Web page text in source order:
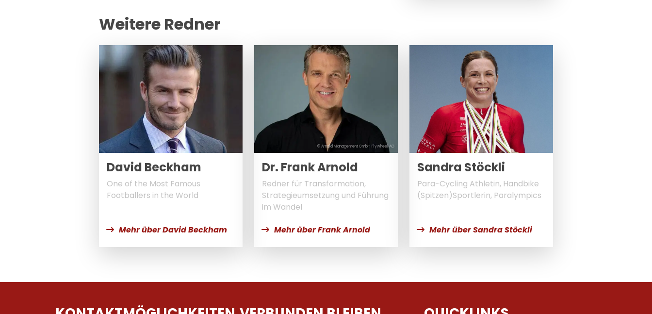
Weitere Redner
David Beckham
One of the Most Famous
Footballers in the World
Mehr über David Beckham
© Arnold Management GmbH Flywheel AG
Dr. Frank Arnold
Redner für Transformation,
Strategieumsetzung und Führung
im Wandel
Mehr über Frank Arnold
Sandra Stöckli
Para-Cycling Athletin, Handbike
(Spitzen)Sportlerin, Paralympics
Mehr über Sandra Stöckli